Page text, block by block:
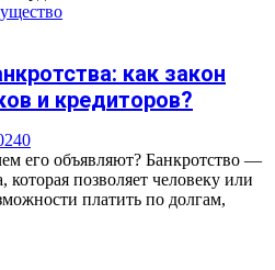
как закон
и кредиторов?
0
его объявляют? Банкротство —
позволяет человеку или
платить по долгам,